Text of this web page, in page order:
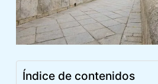
Índice de contenidos